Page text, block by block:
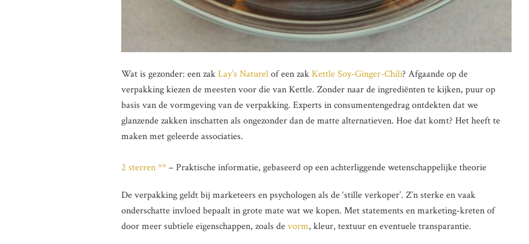
Wat is gezonder: een zakLay’s Naturelof een zakKettle Soy-Ginger-Chili? Afgaande op de
verpakking kiezen de meesten voor die van Kettle. Zonder naar de ingrediënten te kijken, puur op
basis van de vormgeving van de verpakking. Experts in consumentengedrag ontdekten dat we
glanzende zakken inschatten als ongezonder dan de matte alternatieven. Hoe dat komt? Het heeft te
maken met geleerde associaties.
2 sterren **– Praktische informatie, gebaseerd op een achterliggende wetenschappelijke theorie
De verpakking geldt bij marketeers en psychologen als de ‘stille verkoper’. Z’n sterke en vaak
onderschatte invloed bepaalt in grote mate wat we kopen. Met statements en marketing-kreten of
door meer subtiele eigenschappen, zoals devorm, kleur, textuur en eventuele transparantie.